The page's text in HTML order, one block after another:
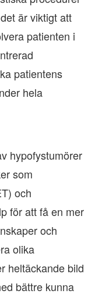
är viktigt att
patienten i
patientens
hela
hypofystumörer
som
och
för att få en mer
och
olika
heltäckande bild
bättre kunna